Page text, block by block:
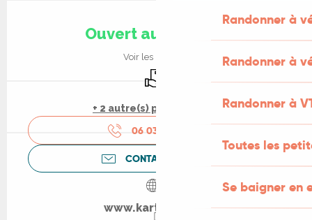
Randonner à
Randonner à
Randonner à
Toutes les
Se baigner en
Ouverture et coordonnées
Ouvert aujourd'hui
Voir les horaires
Livraison
+ 2 autre(s) prestation(s)
06 03 37 90
CONTACTEZ-NOUS
www.karteko.com